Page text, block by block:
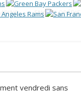
ENCYCLOPÉDIE
vendredi sans